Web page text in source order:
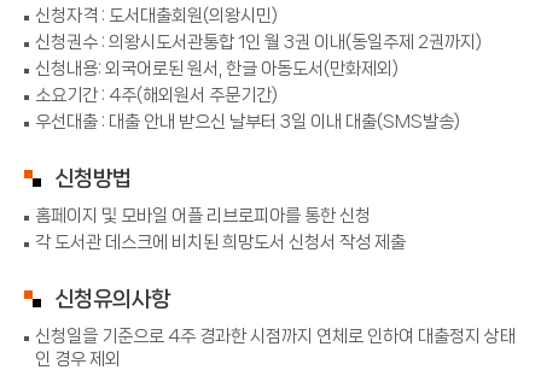
신청자격 : 도서대출회원(의왕시민)
신청권수 : 의왕시도서관통합 1인 월 3권 이내(동일주제 2권까지)
신청내용: 외국어로된 원서, 한글 아동도서(만화제외)
소요기간 : 4주(해외원서 주문기간)
우선대출 : 대출 안내 받으신 날부터 3일 이내 대출(SMS발송)
신청방법
홈페이지 및 모바일 어플 리브로피아를 통한 신청
각 도서관 데스크에 비치된 희망도서 신청서 작성 제출
신청유의사항
신청일을 기준으로 4주 경과한 시점까지 연체로 인하여 대출정지 상태
인 경우 제외